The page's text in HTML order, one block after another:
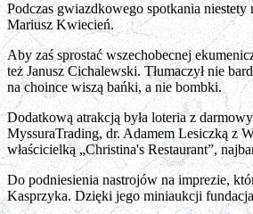
Podczas gwiazdkowego spotkania
Mariusz Kwiecień.
Aby zaś sprostać wszechobecnej
też Janusz Cichalewski. Tłumaczył nie
na choince wiszą bańki, a nie bombki.
Dodatkową atrakcją była loteria z
MyssuraTrading, dr. Adamem Lesiczką z
właścicielką „Christina's Restaurant”,
Do podniesienia nastrojów na imprezie,
Kasprzyka. Dzięki jego miniaukcji